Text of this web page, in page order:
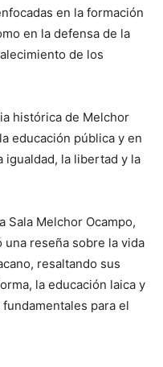
en la formación
en la defensa de la
de los
histórica de Melchor
educación pública y en
igualdad, la libertad y la
Sala Melchor Ocampo,
una reseña sobre la vida
resaltando sus
la educación laica y
para el